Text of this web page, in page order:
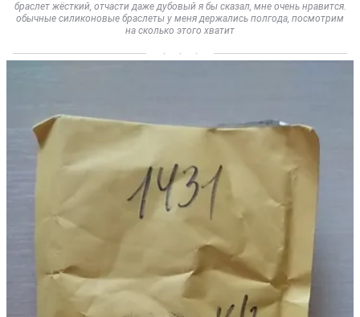
браслет жёсткий, отчасти даже дубовый я бы сказал, мне очень нравится.
обычные силиконовые браслеты у меня держались полгода, посмотрим
на сколько этого хватит